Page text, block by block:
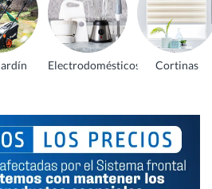
Electrodomésticos Cortinas